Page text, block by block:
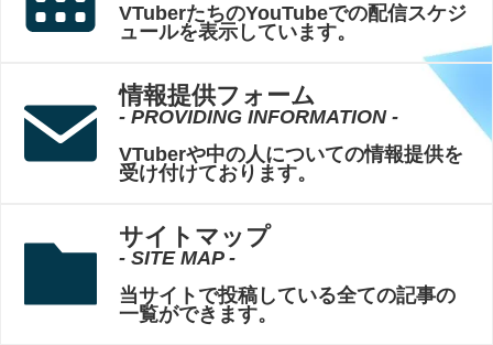
VTuberたちのYouTubeでの配信スケジ
ュールを表示しています。
情報提供フォーム
- PROVIDING INFORMATION -
VTuberや中の人についての情報提供を
受け付けております。
サイトマップ
- SITE MAP -
当サイトで投稿している全ての記事の
一覧ができます。